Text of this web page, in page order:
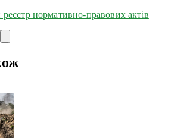
нормативно-правових актів